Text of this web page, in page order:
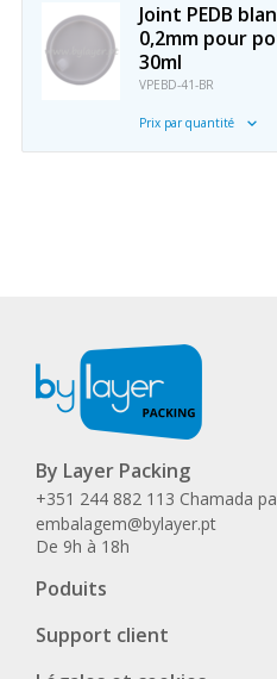
Joint PEDB
0,2mm pour
30ml
VPEBD-41-BR
Prix par quantité
By Layer Packing
+351 244 882 113 Chamada
embalagem@bylayer.pt
De 9h à 18h
Poduits
Support client